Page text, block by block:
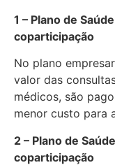
1 – Plano de
coparticipação
No plano
valor das
médicos, são
menor custo para
2 – Plano de
coparticipação